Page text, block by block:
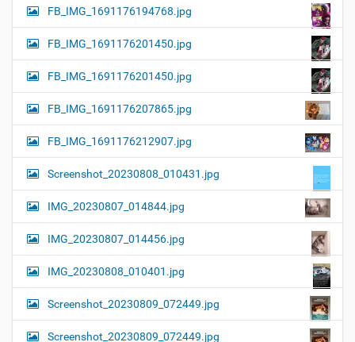
FB_IMG_1691176194768.jpg
FB_IMG_1691176201450.jpg
FB_IMG_1691176201450.jpg
FB_IMG_1691176207865.jpg
FB_IMG_1691176212907.jpg
Screenshot_20230808_010431.jpg
IMG_20230807_014844.jpg
IMG_20230807_014456.jpg
IMG_20230808_010401.jpg
Screenshot_20230809_072449.jpg
Screenshot_20230809_072449.jpg